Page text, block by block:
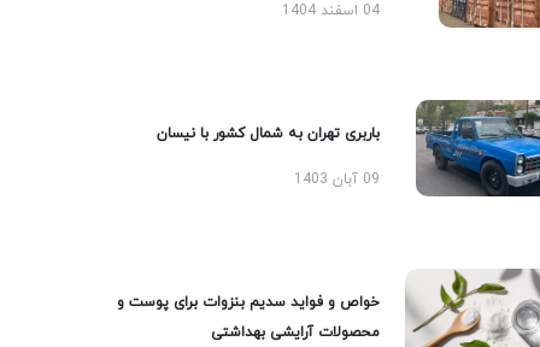
04 اسفند 1404
باربری تهران به شمال کشور با نیسان
09 آبان 1403
خواص و فواید سدیم بنزوات برای پوست و
محصولات آرایشی بهداشتی